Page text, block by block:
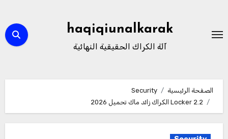
المحتوى
haqiqiunalkarak
آلة الكراك الحقيقية النهائية
الصفحة الرئيسية
Security
2.2 Locker الكراك زائد ماك تحميل 2026